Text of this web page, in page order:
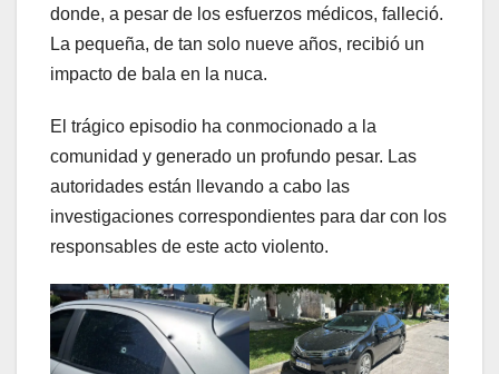
donde, a pesar de los esfuerzos médicos, falleció.
La pequeña, de tan solo nueve años, recibió un
impacto de bala en la nuca.
El trágico episodio ha conmocionado a la
comunidad y generado un profundo pesar. Las
autoridades están llevando a cabo las
investigaciones correspondientes para dar con los
responsables de este acto violento.